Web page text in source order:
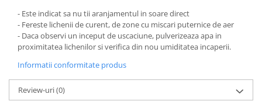
- Este indicat sa nu tii aranjamentul in soare direct
- Fereste lichenii de curent, de zone cu miscari puternice de aer
- Daca observi un inceput de uscaciune, pulverizeaza apa in
proximitatea lichenilor si verifica din nou umiditatea incaperii.
Informatii conformitate produs
Review-uri(0)